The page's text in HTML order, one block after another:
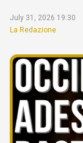
July 31, 2026 19:30
La Redazione